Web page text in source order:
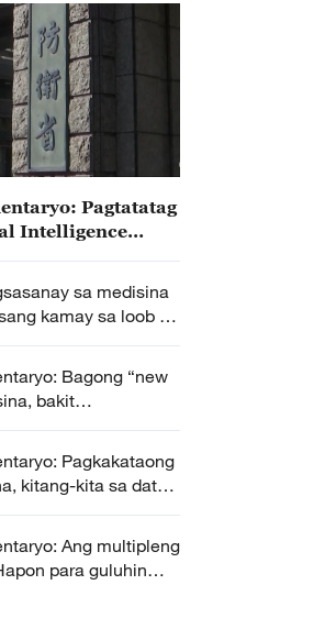
Pagtatatag
Intelligence
ang militar nito
sa medisina
kamay sa loob ng
liwanag sa
Bagong “new
bakit
ng mga mamimili
Pagkakataong
kitang-kita sa datos
sa unang hati ng
Ang multipleng
para guluhin